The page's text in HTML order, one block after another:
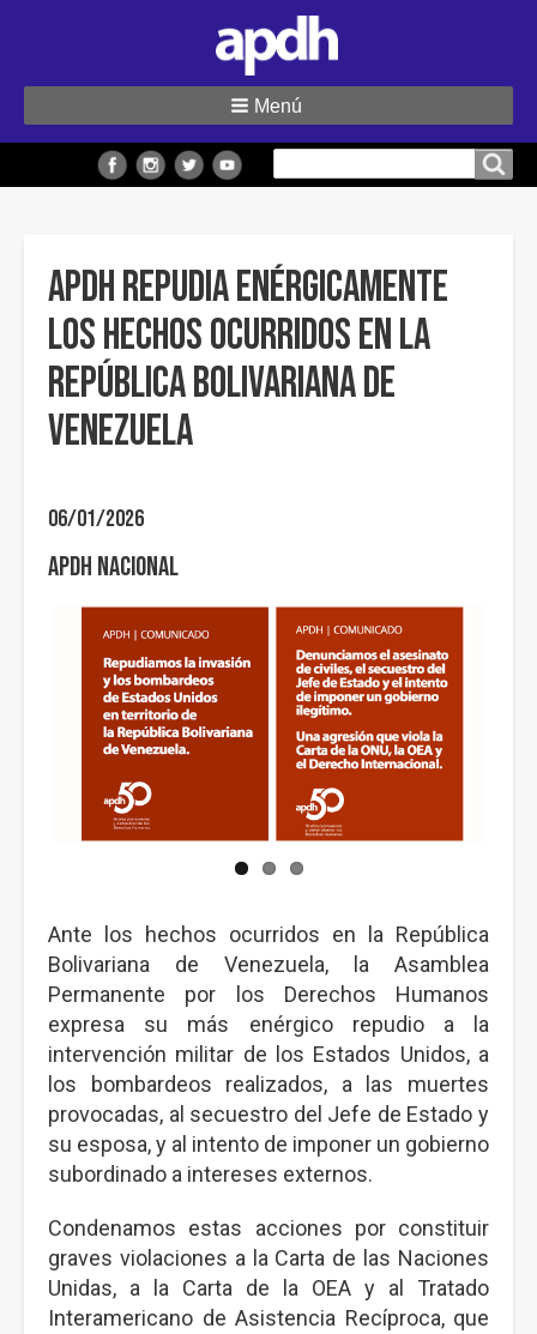
sitio
Menú
APDH repudia enérgicamente
los hechos ocurridos en la
República Bolivariana de
Venezuela
06/01/2026
APDH Nacional
Ante los hechos ocurridos en la República
Bolivariana de Venezuela, la Asamblea
Permanente por los Derechos Humanos
expresa su más enérgico repudio a la
intervención militar de los Estados Unidos, a
los bombardeos realizados, a las muertes
provocadas, al secuestro del Jefe de Estado y
su esposa, y al intento de imponer un gobierno
subordinado a intereses externos.
Condenamos estas acciones por constituir
graves violaciones a la Carta de las Naciones
Unidas, a la Carta de la OEA y al Tratado
Interamericano de Asistencia Recíproca, que